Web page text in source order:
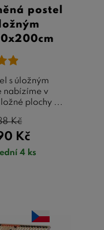
postel
s úložným
nabízíme v
plochy ...
Kč
Kč
4 ks